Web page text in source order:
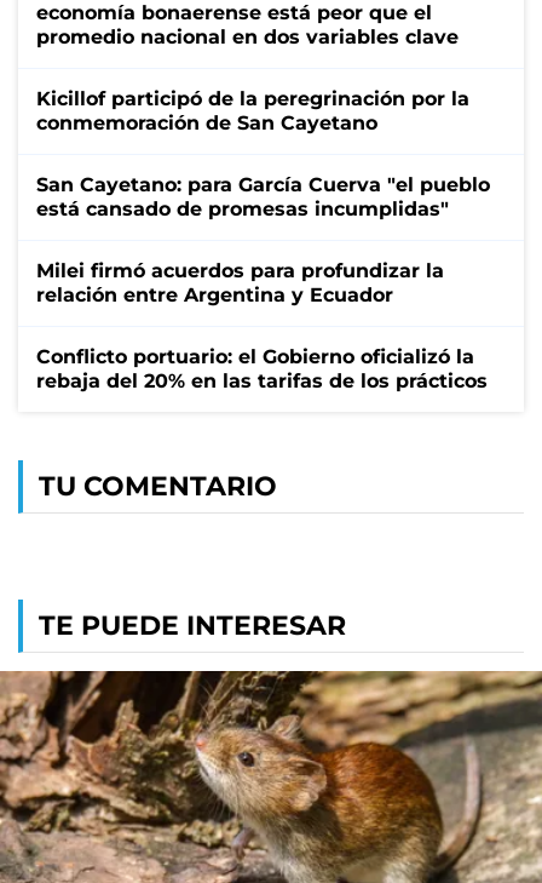
economía bonaerense está peor que el
promedio nacional en dos variables clave
Kicillof participó de la peregrinación por la
conmemoración de San Cayetano
San Cayetano: para García Cuerva "el pueblo
está cansado de promesas incumplidas"
Milei firmó acuerdos para profundizar la
relación entre Argentina y Ecuador
Conflicto portuario: el Gobierno oficializó la
rebaja del 20% en las tarifas de los prácticos
TU COMENTARIO
TE PUEDE INTERESAR